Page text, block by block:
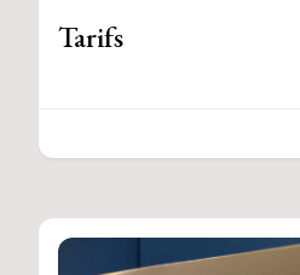
Tarifs